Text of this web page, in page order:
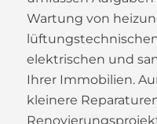
Wartung von
elektrischen und
Ihrer Immobilien.
kleinere